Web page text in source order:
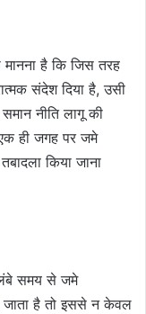
मानना है कि जिस तरह
संदेश दिया है, उसी
नीति लागू की
ही जगह पर जमे
किया जाना
लंबे समय से जमे
जाता है तो इससे न केवल